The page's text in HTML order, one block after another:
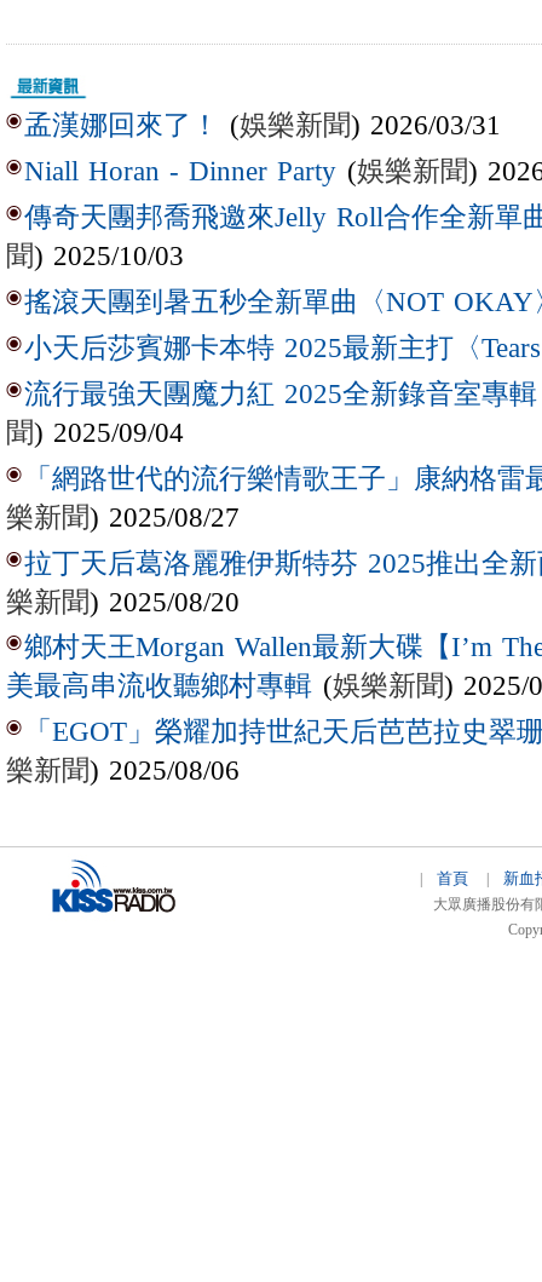
孟漢娜回來了！ (娛樂新聞) 2026/03/31
Niall Horan - Dinner Party (娛樂新聞)
傳奇天團邦喬飛邀來Jelly Roll合作全新單
聞) 2025/10/03
搖滾天團到暑五秒全新單曲〈NOT OKAY
小天后莎賓娜卡本特 2025最新主打〈
流行最強天團魔力紅 2025全新錄音室專
聞) 2025/09/04
「網路世代的流行樂情歌王子」康納格雷
樂新聞) 2025/08/27
拉丁天后葛洛麗雅伊斯特芬 2025推出全新
樂新聞) 2025/08/20
鄉村天王Morgan Wallen最新大碟【I’m
美最高串流收聽鄉村專輯 (娛樂新聞) 2025/
「EGOT」榮耀加持世紀天后芭芭拉史翠
樂新聞) 2025/08/06
| 首頁| 新血
大眾廣播股份有